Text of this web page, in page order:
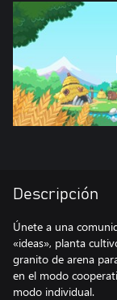
Descripción
Únete a una
«ideas», planta
granito de arena
en el modo
modo individual.